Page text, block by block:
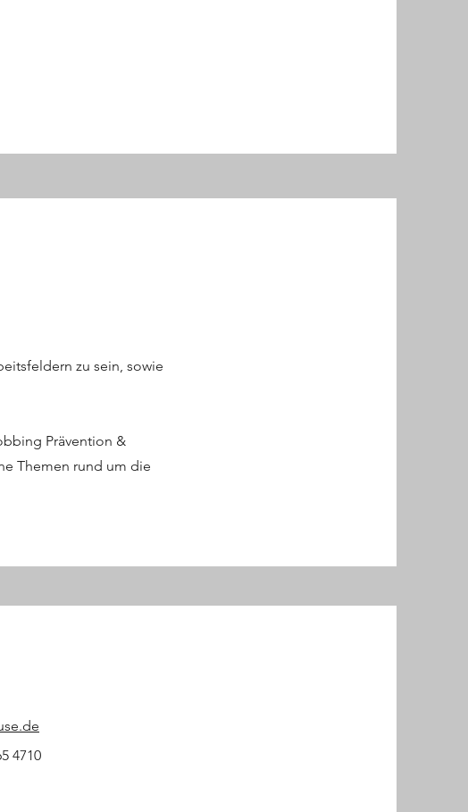
zu sein, sowie
Prävention &
Themen rund um die
4710